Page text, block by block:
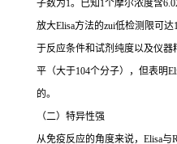
子数为1。已知 1个摩尔浓度含
放大Elisa方法的zui低检测限可达
于反应条件和试剂纯度以及仪
平（大于104个分子），但表明
的。
（二）特异性强
从免疫反应的角度来说， Elisa与